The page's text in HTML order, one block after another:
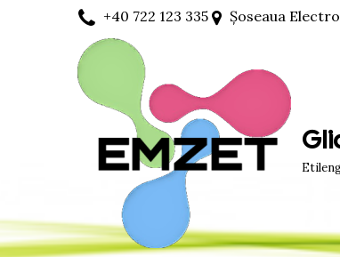
+40 722 123 335 Șoseaua